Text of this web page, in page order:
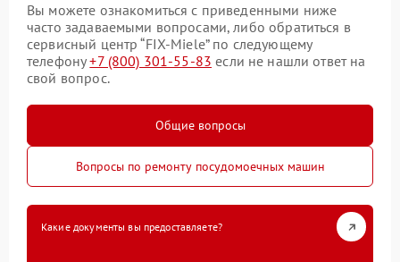
Вы можете ознакомиться с приведенными ниже
часто задаваемыми вопросами, либо обратиться в
сервисный центр “FIX-Miele” по следующему
телефону+7 (800) 301-55-83 если не нашли ответ на
свой вопрос.
Общие вопросы
Вопросы по ремонту посудомоечных машин
Какие документы вы предоставляете?